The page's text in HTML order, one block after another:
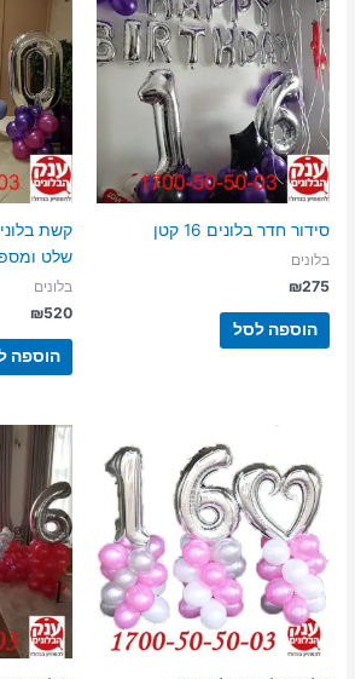
סידור חדר בלונים 16 קטן
בלונים
₪275
הוספה לסל
קשת
שלט
בלונים
₪520
הוספה